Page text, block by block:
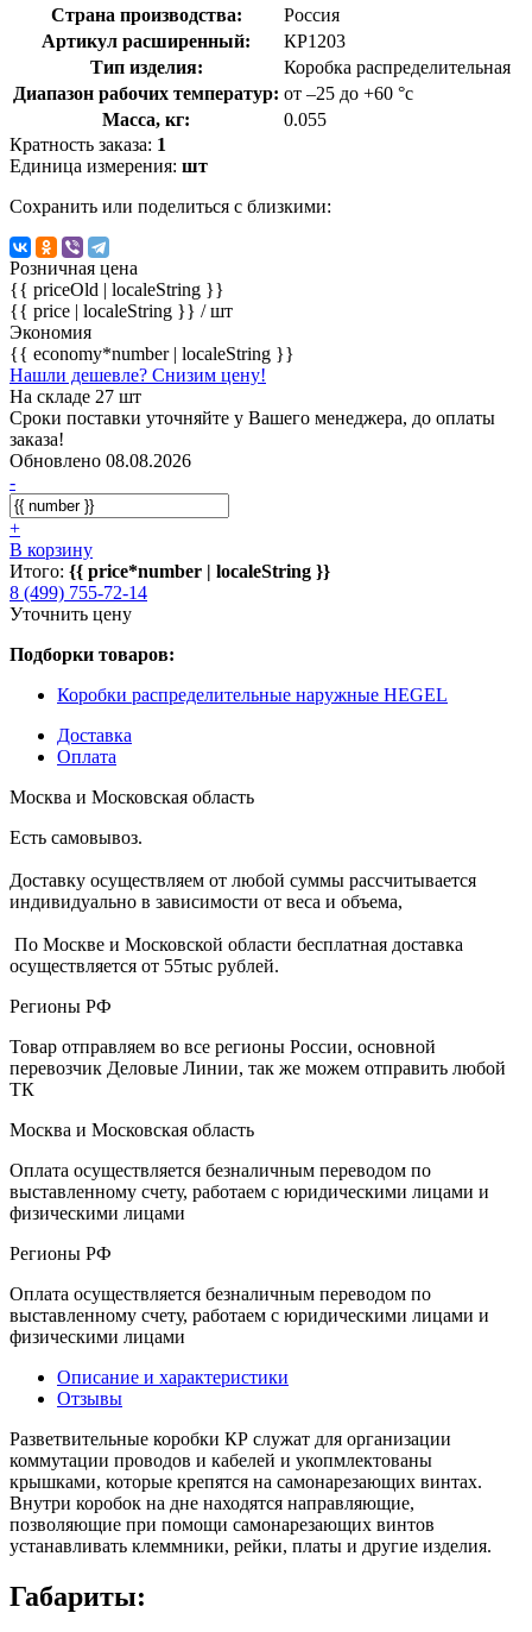
Страна производства:
Россия
Артикул расширенный:
КР1203
Тип изделия:
Коробка распределительная
Диапазон рабочих температур: от –25 до +60 °с
Масса, кг:
0.055
Кратность заказа: 1
Единица измерения: шт
Сохранить или поделиться с близкими:
Розничная цена
{{ priceOld | localeString }}
{{ price | localeString }} / шт
Экономия
{{ economy*number | localeString }}
Нашли дешевле? Снизим цену!
На складе 27 шт
Сроки поставки уточняйте у Вашего менеджера, до оплаты
заказа!
Обновлено 08.08.2026
-
+
В корзину
Итого: {{ price*number | localeString }}
8 (499) 755-72-14
Уточнить цену
Подборки товаров:
Коробки распределительные наружные HEGEL
Доставка
Оплата
Москва и Московская область
Есть самовывоз.
Доставку осуществляем от любой суммы рассчитывается
индивидуально в зависимости от веса и объема,
По Москве и Московской области бесплатная доставка
осуществляется от 55тыс рублей.
Регионы РФ
Товар отправляем во все регионы России, основной
перевозчик Деловые Линии, так же можем отправить любой
ТК
Москва и Московская область
Оплата осуществляется безналичным переводом по
выставленному счету, работаем с юридическими лицами и
физическими лицами
Регионы РФ
Оплата осуществляется безналичным переводом по
выставленному счету, работаем с юридическими лицами и
физическими лицами
Описание и характеристики
Отзывы
Разветвительные коробки КР служат для организации
коммутации проводов и кабелей и укопмлектованы
крышками, которые крепятся на самонарезающих винтах.
Внутри коробок на дне находятся направляющие,
позволяющие при помощи самонарезающих винтов
устанавливать клеммники, рейки, платы и другие изделия.
Габариты: